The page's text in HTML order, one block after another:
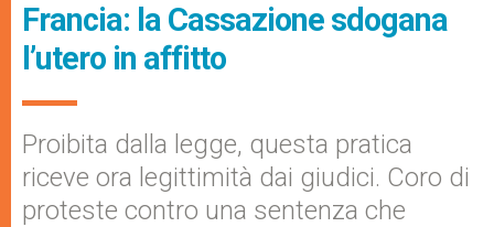
Francia: la Cassazione sdogana
l’utero in affitto
Proibita dalla legge, questa pratica
riceve ora legittimità dai giudici. Coro di
proteste contro una sentenza che